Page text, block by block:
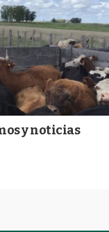
y noticias